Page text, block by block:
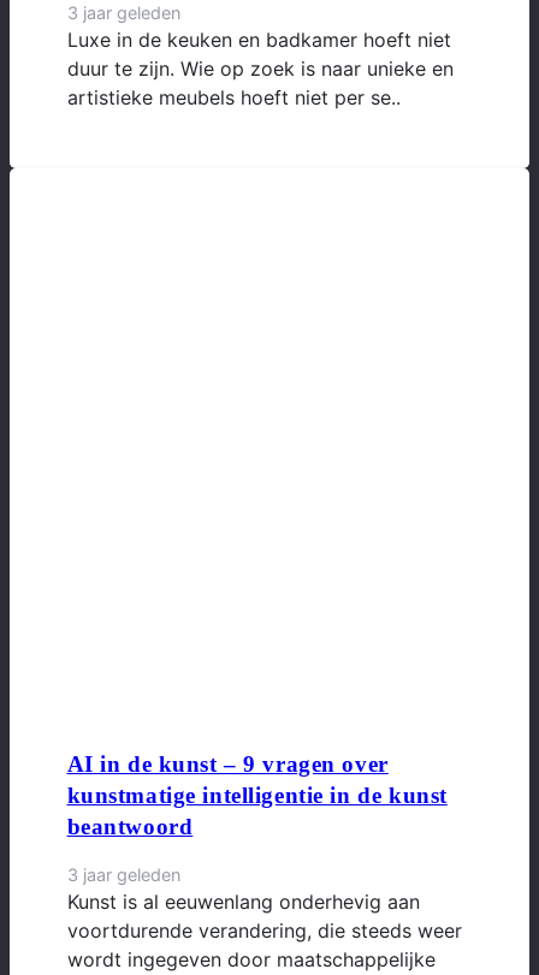
3 jaar geleden
Luxe in de keuken en badkamer hoeft niet
duur te zijn. Wie op zoek is naar unieke en
artistieke meubels hoeft niet per se..
AI in de kunst – 9 vragen over
kunstmatige intelligentie in de kunst
beantwoord
3 jaar geleden
Kunst is al eeuwenlang onderhevig aan
voortdurende verandering, die steeds weer
wordt ingegeven door maatschappelijke